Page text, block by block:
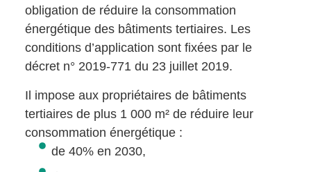
obligation de réduire la consommation
énergétique des bâtiments tertiaires. Les
conditions d’application sont fixées par le
décret n° 2019-771 du 23 juillet 2019.
Il impose aux propriétaires de bâtiments
tertiaires de plus 1 000 m² de réduire leur
consommation énergétique :
de 40% en 2030,